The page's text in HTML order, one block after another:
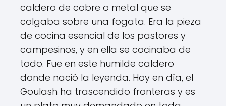
caldero de cobre o metal que se
colgaba sobre una fogata. Era la pieza
de cocina esencial de los pastores y
campesinos, y en ella se cocinaba de
todo. Fue en este humilde caldero
donde nació la leyenda. Hoy en día, el
Goulash ha trascendido fronteras y es